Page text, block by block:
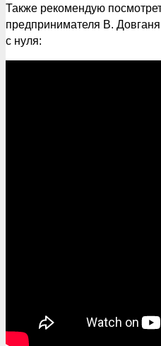
Также рекомендую
предпринимателя В.
с нуля: